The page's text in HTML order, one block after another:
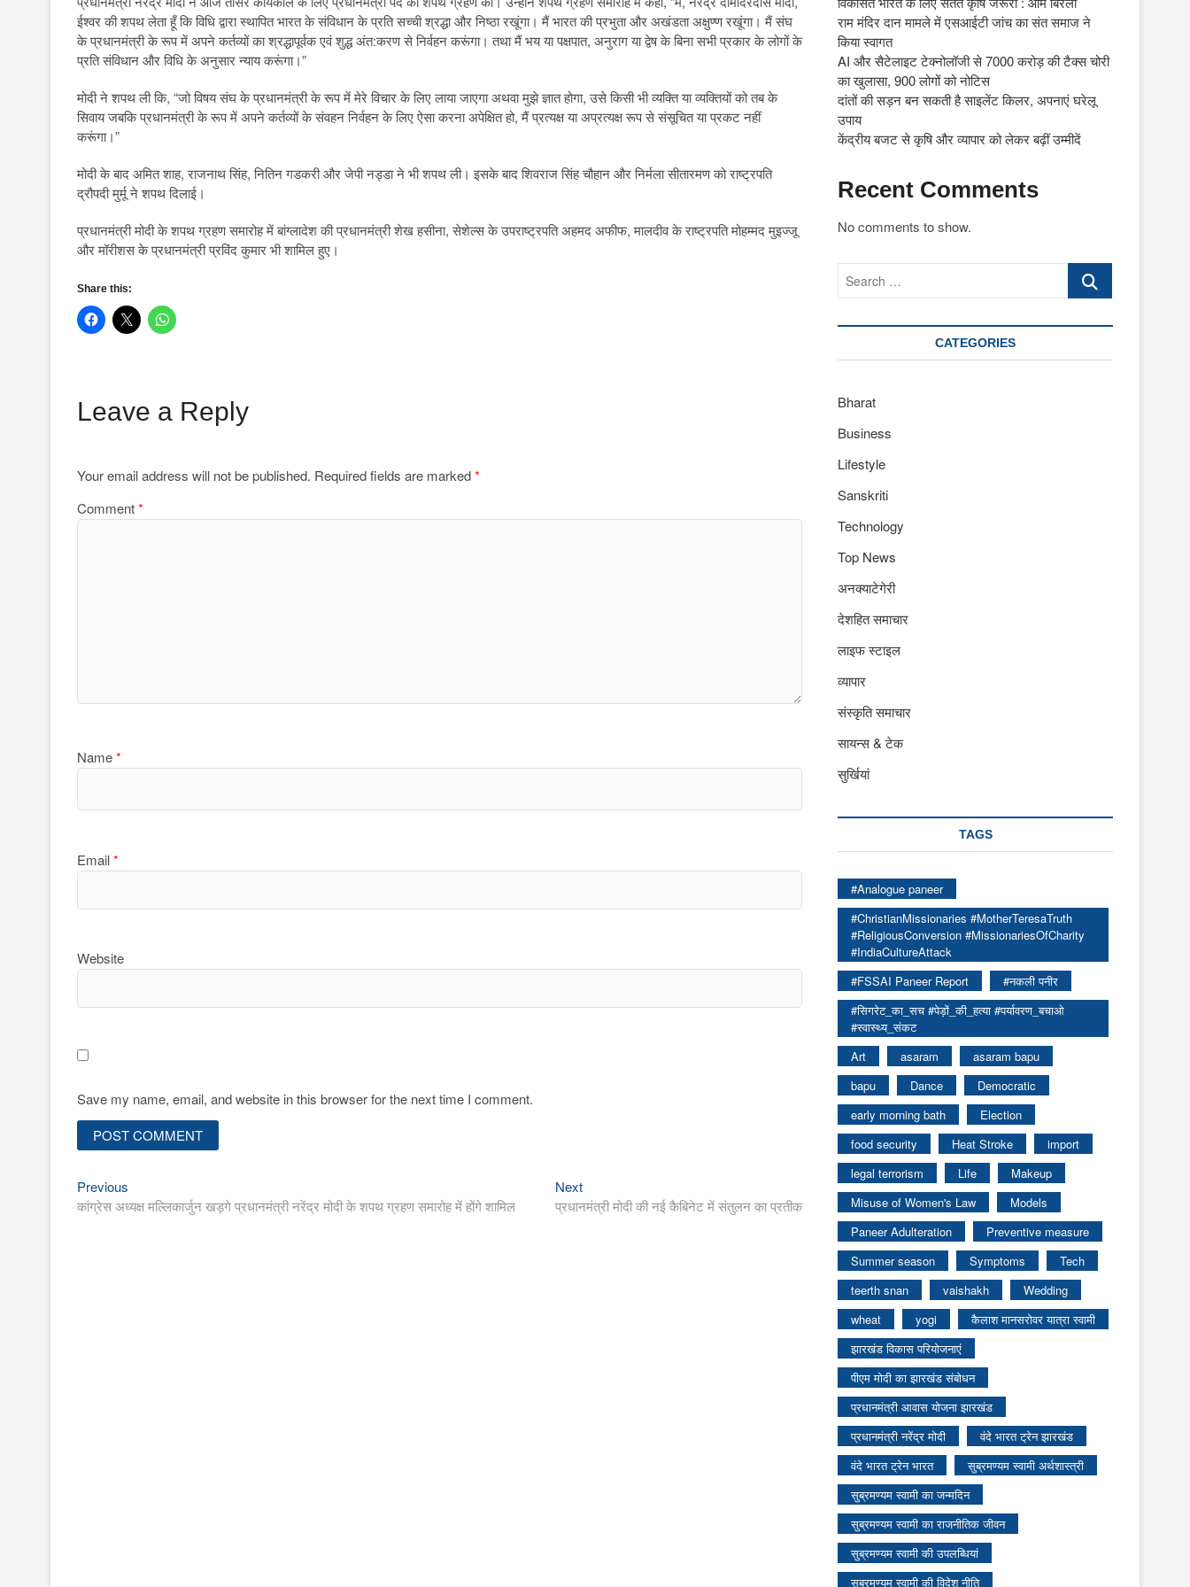
ईश्वर की शपथ लेता हूँ कि विधि द्वारा स्थापित भारत के संविधान के प्रति सच्ची श्रद्धा और निष्ठा रखूंगा। मैं भारत की प्रभुता और अखंडता अक्षुण्ण रखूंगा। मैं संघ
के प्रधानमंत्री के रूप में अपने कर्तव्यों का श्रद्धापूर्वक एवं शुद्ध अंत:करण से निर्वहन करूंगा। तथा मैं भय या पक्षपात, अनुराग या द्वेष के बिना सभी प्रकार के लोगों के
प्रति संविधान और विधि के अनुसार न्याय करूंगा।”
मोदी ने शपथ ली कि, “जो विषय संघ के प्रधानमंत्री के रूप में मेरे विचार के लिए लाया जाएगा अथवा मुझे ज्ञात होगा, उसे किसी भी व्यक्ति या व्यक्तियों को तब के
सिवाय जबकि प्रधानमंत्री के रूप में अपने कर्तव्यों के संवहन निर्वहन के लिए ऐसा करना अपेक्षित हो, मैं प्रत्यक्ष या अप्रत्यक्ष रूप से संसूचित या प्रकट नहीं
करूंगा।”
मोदी के बाद अमित शाह, राजनाथ सिंह, नितिन गडकरी और जेपी नड्डा ने भी शपथ ली। इसके बाद शिवराज सिंह चौहान और निर्मला सीतारमण को राष्ट्रपति
द्रौपदी मुर्मू ने शपथ दिलाई।
प्रधानमंत्री मोदी के शपथ ग्रहण समारोह में बांग्लादेश की प्रधानमंत्री शेख हसीना, सेशेल्स के उपराष्ट्रपति अहमद अफीफ, मालदीव के राष्ट्रपति मोहम्मद मुइज्जू
और मॉरीशस के प्रधानमंत्री प्रविंद कुमार भी शामिल हुए।
Share this:
Leave a Reply
Your email address will not be published. Required fields are marked*
Comment*
Name*
Email*
Website
Save my name, email, and website in this browser for the next time I comment.
Post
navigation
Previous
post:
कांग्रेस अध्यक्ष मल्लिकार्जुन खड़गे प्रधानमंत्री नरेंद्र मोदी के शपथ ग्रहण समारोह में होंगे शामिल
NextNext
post:
प्रधानमंत्री मोदी की नई कैबिनेट में संतुलन का प्रतीक
राम मंदिर दान मामले में एसआईटी जांच का संत समाज ने
किया स्वागत
AI और सैटेलाइट टेक्नोलॉजी से 7000 करोड़ की टैक्स चोरी
का खुलासा, 900 लोगों को नोटिस
दांतों की सड़न बन सकती है साइलेंट किलर, अपनाएं घरेलू
उपाय
केंद्रीय बजट से कृषि और व्यापार को लेकर बढ़ीं उम्मीदें
Recent Comments
No comments to show.
Search
CATEGORIES
Bharat
Business
Lifestyle
Sanskriti
Technology
Top News
अनक्याटेगेरी
देशहित समाचार
लाइफ स्टाइल
व्यापार
संस्कृति समाचार
सायन्स & टेक
सुर्खियां
TAGS
#Analogue paneer
#ChristianMissionaries #MotherTeresaTruth
#ReligiousConversion #MissionariesOfCharity
#IndiaCultureAttack
#FSSAI Paneer Report
#नकली पनीर
#सिगरेट_का_सच #पेड़ों_की_हत्या #पर्यावरण_बचाओ
#स्वास्थ्य_संकट
Art
asaram
asaram bapu
bapu
Dance
Democratic
early morning bath
Election
food security
Heat Stroke
import
legal terrorism
Life
Makeup
Misuse of Women's Law
Models
Paneer Adulteration
Preventive measure
Summer season
Symptoms
Tech
teerth snan
vaishakh
Wedding
wheat
yogi
कैलाश मानसरोवर यात्रा स्वामी
झारखंड विकास परियोजनाएं
पीएम मोदी का झारखंड संबोधन
प्रधानमंत्री आवास योजना झारखंड
प्रधानमंत्री नरेंद्र मोदी
वंदे भारत ट्रेन झारखंड
वंदे भारत ट्रेन भारत
सुब्रमण्यम स्वामी अर्थशास्त्री
सुब्रमण्यम स्वामी का जन्मदिन
सुब्रमण्यम स्वामी का राजनीतिक जीवन
सुब्रमण्यम स्वामी की उपलब्धियां
सुब्रमण्यम स्वामी की विदेश नीति